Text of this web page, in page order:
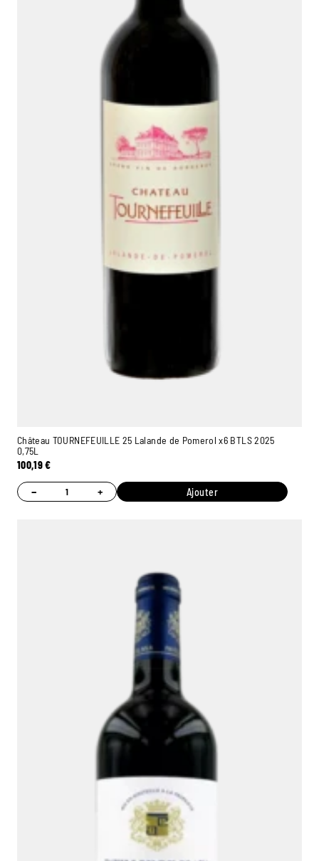
Château TOURNEFEUILLE 25 Lalande de Pomerol x6 BTLS 2025
0,75L
100,19€
− + Ajouter